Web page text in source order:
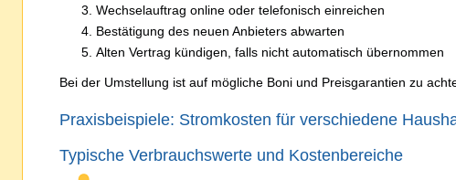
Wechselauftrag online oder telefonisch einreichen
Bestätigung des neuen Anbieters abwarten
Alten Vertrag kündigen, falls nicht automatisch übernommen
Bei der Umstellung ist auf mögliche Boni und Preisgarantien zu
Praxisbeispiele: Stromkosten für verschiedene
Typische Verbrauchswerte und Kostenbereiche